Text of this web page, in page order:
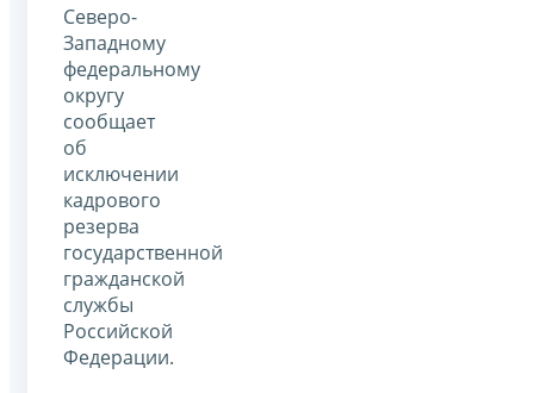
Северо-
Западному
федеральному
округу
сообщает
об
исключении
кадрового
резерва
государственной
гражданской
службы
Российской
Федерации.